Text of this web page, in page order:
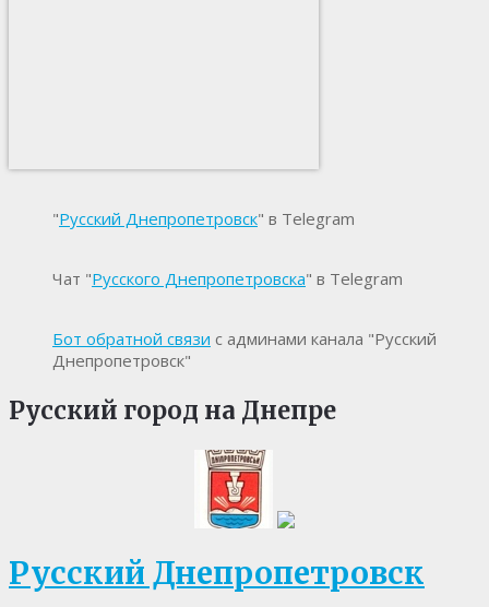
"Русский Днепропетровск" в Telegram
Чат "Русского Днепропетровска" в Telegram
Бот обратной связи с админами канала "Русский
Днепропетровск"
Русский город на Днепре
Русский Днепропетровск